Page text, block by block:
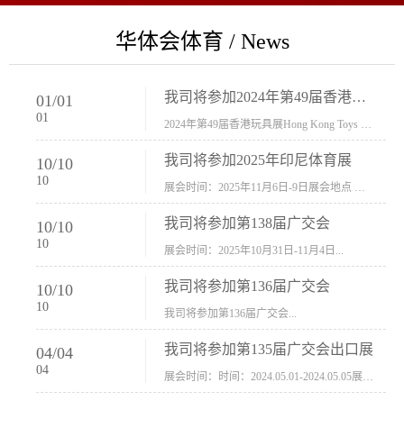
华体会体育 / News
01/01
01
我司将参加2024年第49届香港玩具展Hong Kong Toys & Games Fair 欢迎新···
10/10
10
我司将参加2025年印尼体育展
10/10
10
我司将参加第138届广交会
展会时间：2025年10月31日-11月4日...
10/10
10
我司将参加第136届广交会
我司将参加第136届广交会...
04/04
04
我司将参加第135届广交会出口展
展会时间：时间：2024.05.01-2024.05.05展会地址：中国进出口商品交易会展馆福建康莱宝公司展位号12.1G37-38、H11-12，浙江康莱宝展位号17.1B23-24、C19-20...